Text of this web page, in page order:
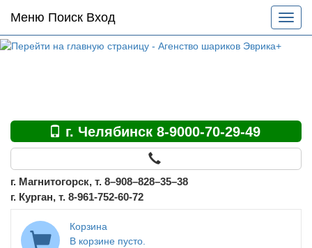
Основное
меню
по
Меню Поиск Вход
меню
г. Челябинск 8-9000-70-29-49
г. Магнитогорск, т. 8–908–828–35–38
г. Курган, т. 8-961-752-60-72
Корзина
В корзине пусто.